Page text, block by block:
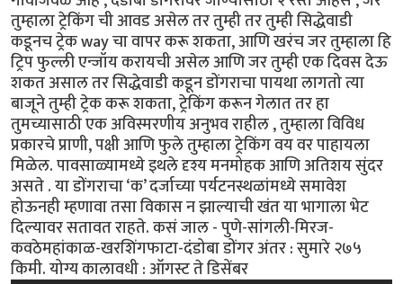
तुम्हाला ट्रेकिंग ची आवड असेल तर तुम्ही तर तुम्ही सिद्धेवाडी
कडूनच ट्रेक way चा वापर करू शकता, आणि खरंच जर तुम्हाला हि
ट्रिप फुल्ली एन्जॉय करायची असेल आणि जर तुम्ही एक दिवस देऊ
शकत असाल तर सिद्धेवाडी कडून डोंगराचा पायथा लागतो त्या
बाजूने तुम्ही ट्रेक करू शकता, ट्रेकिंग करून गेलात तर हा
तुमच्यासाठी एक अविस्मरणीय अनुभव राहील , तुम्हाला विविध
प्रकारचे प्राणी, पक्षी आणि फुले तुम्हाला ट्रेकिंग वय वर पाहायला
मिळेल. पावसाळ्यामध्ये इथले दृश्य मनमोहक आणि अतिशय सुंदर
असते . या डोंगराचा ‘क’ दर्जाच्या पर्यटनस्थळांमध्ये समावेश
होऊनही म्हणावा तसा विकास न झाल्याची खंत या भागाला भेट
दिल्यावर सतावत राहते. कसं जाल - पुणे-सांगली-मिरज-
कवठेमहांकाळ-खरशिंगफाटा-दंडोबा डोंगर अंतर : सुमारे २७५
किमी. योग्य कालावधी : ऑगस्ट ते डिसेंबर